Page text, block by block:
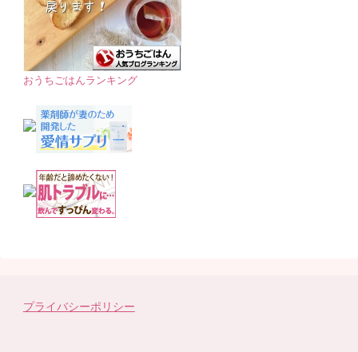
おうちごはんランキング
プライバシーポリシー